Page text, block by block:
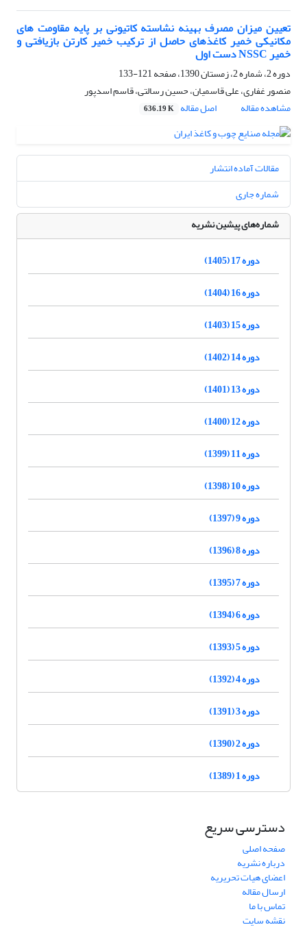
تعیین میزان مصرف بهینه نشاسته کاتیونی بر پایه مقاومت های
مکانیکی خمیر کاغذهای حاصل از ترکیب خمیر کارتن بازیافتی و
خمیر NSSC دست اول
دوره 2، شماره 2، زمستان 1390، صفحه
121-133
منصور غفاری، علی قاسمیان، حسین رسالتی، قاسم اسدپور
مشاهده مقاله
اصل مقاله 636.19 K
مقالات آماده انتشار
شماره جاری
شماره‌های پیشین نشریه
دوره 17 (1405)
دوره 16 (1404)
دوره 15 (1403)
دوره 14 (1402)
دوره 13 (1401)
دوره 12 (1400)
دوره 11 (1399)
دوره 10 (1398)
دوره 9 (1397)
دوره 8 (1396)
دوره 7 (1395)
دوره 6 (1394)
دوره 5 (1393)
دوره 4 (1392)
دوره 3 (1391)
دوره 2 (1390)
دوره 1 (1389)
دسترسی سریع
صفحه اصلی
درباره نشریه
اعضای هیات تحریریه
ارسال مقاله
تماس با ما
نقشه سایت